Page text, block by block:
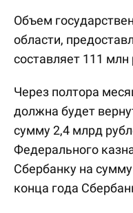
Объем
области,
составляет 111 млн
Через полтора
должна будет
сумму 2,4 млрд
Федерального
Сбербанку на
конца года